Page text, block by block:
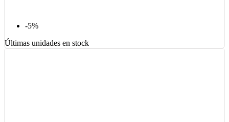
-5%
Últimas unidades en stock